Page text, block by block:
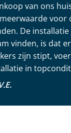
van ons
voor
De
vinden, is dat
zijn stipt,
in